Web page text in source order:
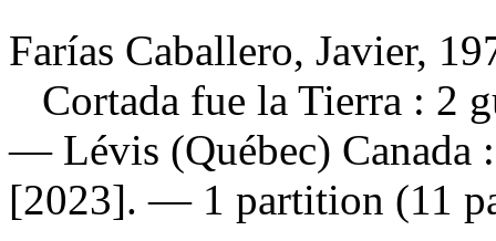
Farías Caballero, Javier,
Cortada fue la Tierra : 2
— Lévis (Québec) Canada
[2023]. — 1 partition (11